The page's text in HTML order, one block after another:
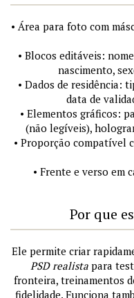
• Área para foto com
• Blocos editáveis:
nascimento,
• Dados de residência:
data de
• Elementos gráficos:
(não legíveis),
• Proporção compatível
• Frente e verso em
Por que
Ele permite criar
PSD realistapara
fronteira, treinamentos
fidelidade. Funciona